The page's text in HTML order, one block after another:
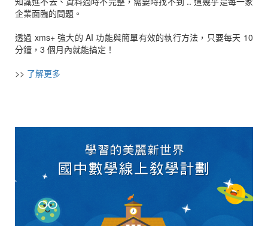
企業面臨的問題。
透過 xms+ 強大的 AI 功能與簡單有效的執行方法，只要每天 10
分鐘，3 個月內就能搞定！
>> 了解更多